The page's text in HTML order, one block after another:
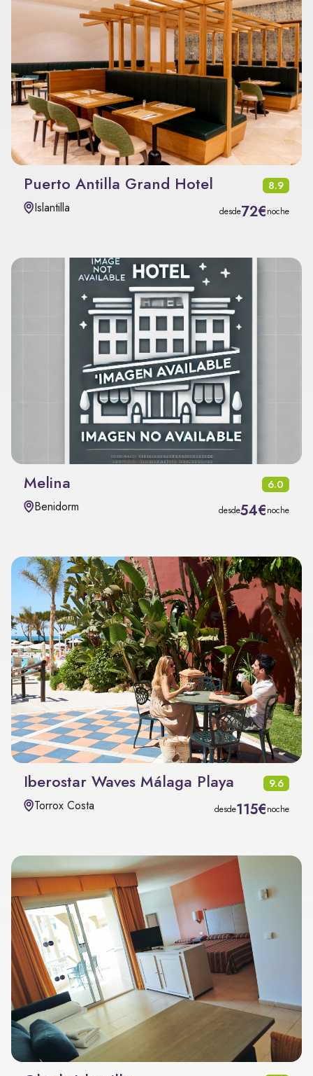
Puerto Antilla Grand Hotel 8.9
Islantilla desde72€noche
Melina 6.0
Benidorm desde54€noche
Iberostar Waves Málaga Playa 9.6
Torrox Costa desde115€noche